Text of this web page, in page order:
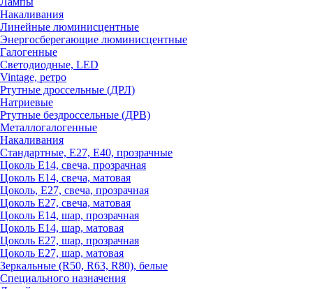
Накаливания
Линейные люминисцентные
Энергосберегающие люминисцентные
Галогенные
Светодиодные, LED
Vintage, ретро
Ртутные дроссельные (ДРЛ)
Натриевые
Ртутные бездроссельные (ДРВ)
Металлогалогенные
Накаливания
Стандартные, Е27, Е40, прозрачные
Цоколь Е14, свеча, прозрачная
Цоколь Е14, свеча, матовая
Цоколь, Е27, свеча, прозрачная
Цоколь Е27, свеча, матовая
Цоколь Е14, шар, прозрачная
Цоколь Е14, шар, матовая
Цоколь Е27, шар, прозрачная
Цоколь Е27, шар, матовая
Зеркальные (R50, R63, R80), белые
Специального назначения